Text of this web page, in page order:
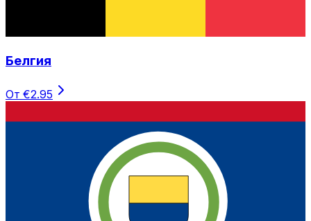
Белгия
От €2.95